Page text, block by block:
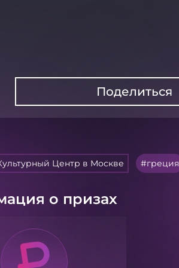
Поделиться
Центр в Москве греция
о призах